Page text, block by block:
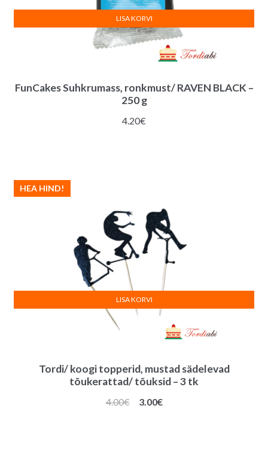
FunCakes Suhkrumass, ronkmust/ RAVEN BLACK –
250 g
4.20€
LISA KORVI
Tordi/ koogi topperid, mustad sädelevad
tõukerattad/ tõuksid – 3 tk
HEA HIND!
4.00€
Algne
3.00€Praegune
LISA KORVI